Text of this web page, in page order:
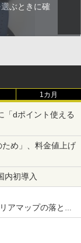
ぶときに確
1カ月
「dポイント使える
め」、料金値上げ
内初導入
アマップの落とし